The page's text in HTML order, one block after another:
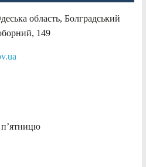
область, Болградський
149
п’ятницю